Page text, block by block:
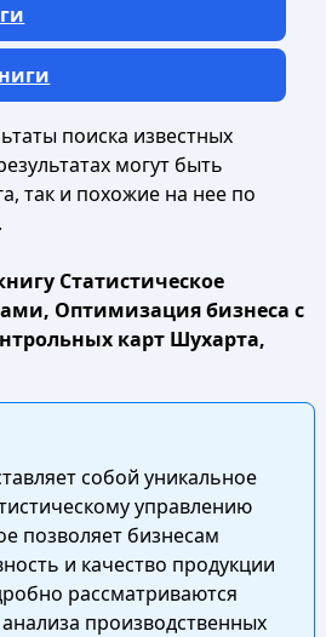
поиска известных
могут быть
так и похожие на нее по
Статистическое
Оптимизация бизнеса с
карт Шухарта,
собой уникальное
управлению
позволяет бизнесам
и качество продукции
рассматриваются
производственных